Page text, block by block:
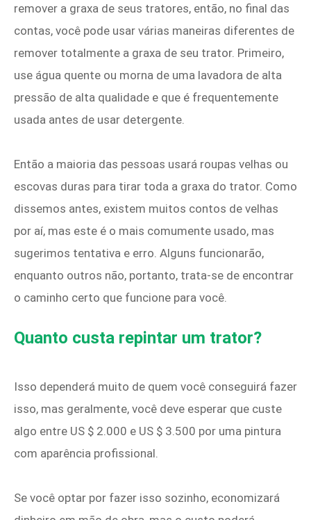
remover a graxa de seus tratores, então, no final das
contas, você pode usar várias maneiras diferentes de
remover totalmente a graxa de seu trator. Primeiro,
use água quente ou morna de uma lavadora de alta
pressão de alta qualidade e que é frequentemente
usada antes de usar detergente.
Então a maioria das pessoas usará roupas velhas ou
escovas duras para tirar toda a graxa do trator. Como
dissemos antes, existem muitos contos de velhas
por aí, mas este é o mais comumente usado, mas
sugerimos tentativa e erro. Alguns funcionarão,
enquanto outros não, portanto, trata-se de encontrar
o caminho certo que funcione para você.
Quanto custa repintar um trator?
Isso dependerá muito de quem você conseguirá fazer
isso, mas geralmente, você deve esperar que custe
algo entre US $ 2.000 e US $ 3.500 por uma pintura
com aparência profissional.
Se você optar por fazer isso sozinho, economizará